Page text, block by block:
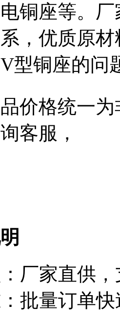
铜座等。
，优质原
型铜座的问
价格统一
客服，
厂家直供
批量订单